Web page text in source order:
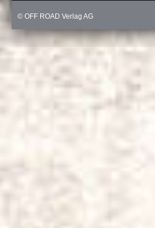
© OFF ROAD Verlag AG